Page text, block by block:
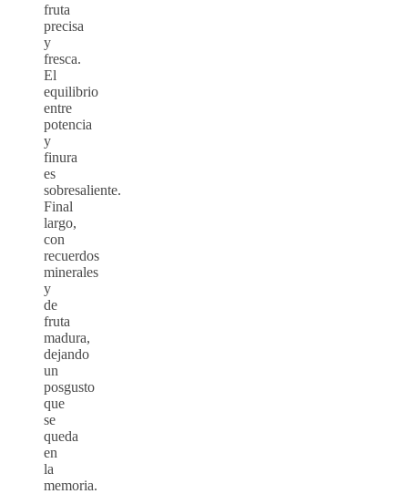
fruta
precisa
y
fresca.
El
equilibrio
entre
potencia
y
finura
es
sobresaliente.
Final
largo,
con
recuerdos
minerales
y
de
fruta
madura,
dejando
un
posgusto
que
se
queda
en
la
memoria.